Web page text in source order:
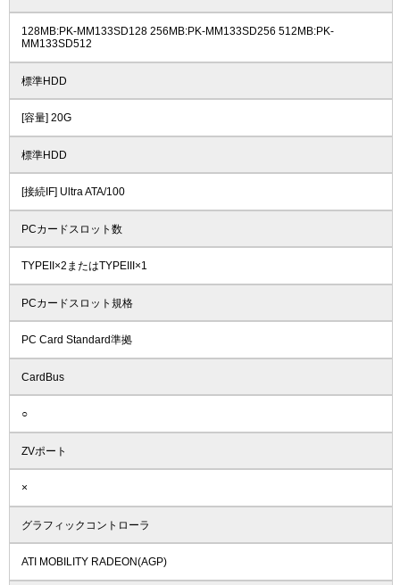
128MB:PK-MM133SD128 256MB:PK-MM133SD256 512MB:PK-
MM133SD512
標準HDD
[容量] 20G
標準HDD
[接続IF] Ultra ATA/100
PCカードスロット数
TYPEII×2またはTYPEIII×1
PCカードスロット規格
PC Card Standard準拠
CardBus
○
ZVポート
×
グラフィックコントローラ
ATI MOBILITY RADEON(AGP)